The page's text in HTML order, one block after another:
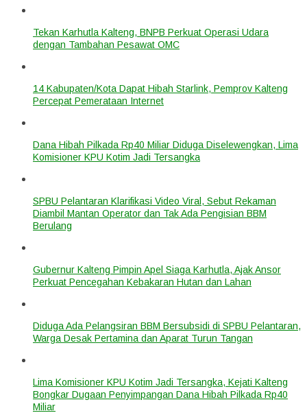
Tekan Karhutla Kalteng, BNPB Perkuat Operasi Udara
dengan Tambahan Pesawat OMC
14 Kabupaten/Kota Dapat Hibah Starlink, Pemprov Kalteng
Percepat Pemerataan Internet
Dana Hibah Pilkada Rp40 Miliar Diduga Diselewengkan, Lima
Komisioner KPU Kotim Jadi Tersangka
SPBU Pelantaran Klarifikasi Video Viral, Sebut Rekaman
Diambil Mantan Operator dan Tak Ada Pengisian BBM
Berulang
Gubernur Kalteng Pimpin Apel Siaga Karhutla, Ajak Ansor
Perkuat Pencegahan Kebakaran Hutan dan Lahan
Diduga Ada Pelangsiran BBM Bersubsidi di SPBU Pelantaran,
Warga Desak Pertamina dan Aparat Turun Tangan
Lima Komisioner KPU Kotim Jadi Tersangka, Kejati Kalteng
Bongkar Dugaan Penyimpangan Dana Hibah Pilkada Rp40
Miliar